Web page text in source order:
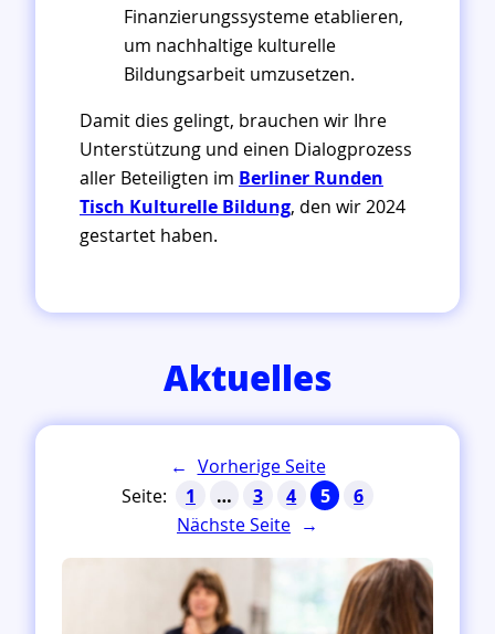
Finanzierungssysteme etablieren,
um nachhaltige kulturelle
Bildungsarbeit umzusetzen.
Damit dies gelingt, brauchen wir Ihre
Unterstützung und einen Dialogprozess
aller Beteiligten im Berliner Runden
Tisch Kulturelle Bildung, den wir 2024
gestartet haben.
Aktuelles
← Vorherige Seite
1
… 3 4 5
6
Nächste Seite →